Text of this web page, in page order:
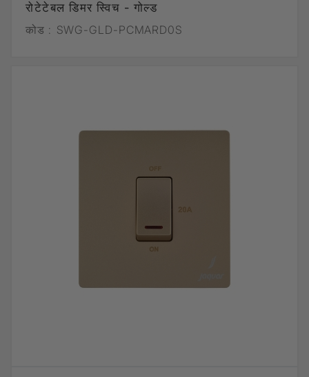
रोटेटेबल डिमर स्विच - गोल्ड
कोड : SWG-GLD-PCMARD0S